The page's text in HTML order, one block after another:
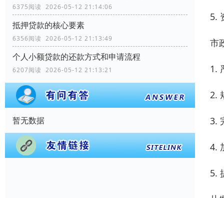
6375阅读 2026-05-12 21:14:06
抵押贷款的核心要素
6356阅读 2026-05-12 21:13:49
个人小额贷款的还款方式和申请流程
6207阅读 2026-05-12 21:13:21
暂无数据
5.
市
1.
2.
3.
4.
5.